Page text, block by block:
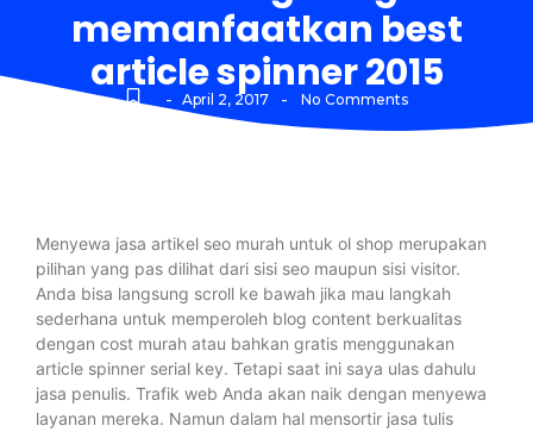
memanfaatkan best
article spinner 2015
- April 2, 2017 - No Comments
Menyewa jasa artikel seo murah untuk ol shop merupakan
pilihan yang pas dilihat dari sisi seo maupun sisi visitor.
Anda bisa langsung scroll ke bawah jika mau langkah
sederhana untuk memperoleh blog content berkualitas
dengan cost murah atau bahkan gratis menggunakan
article spinner serial key. Tetapi saat ini saya ulas dahulu
jasa penulis. Trafik web Anda akan naik dengan menyewa
layanan mereka. Namun dalam hal mensortir jasa tulis